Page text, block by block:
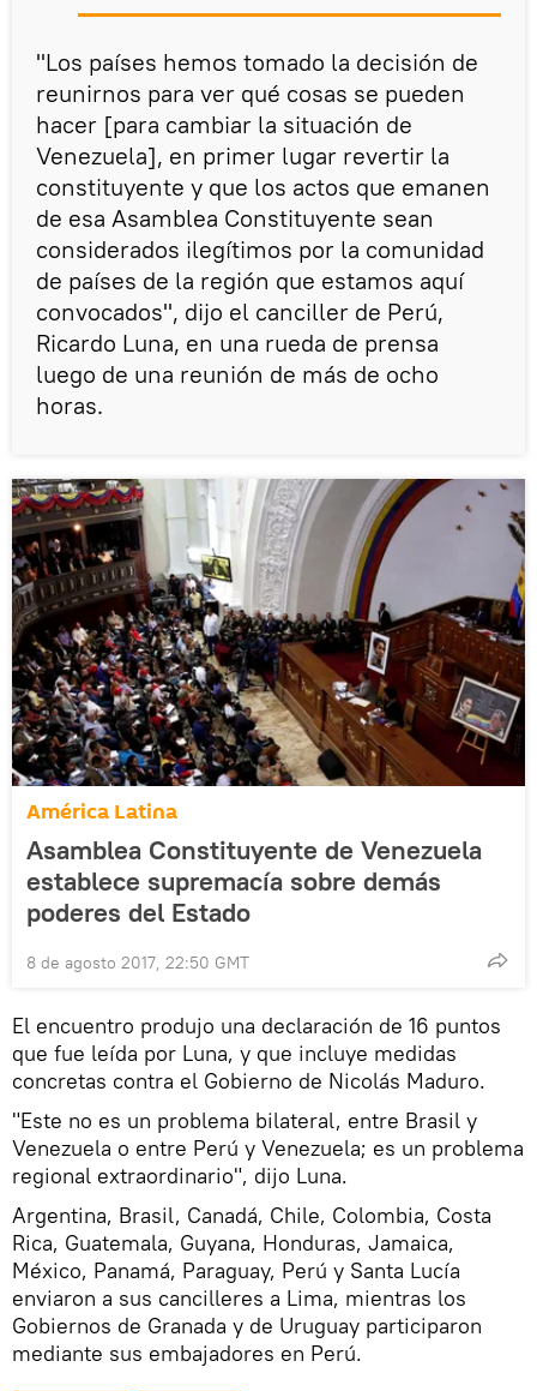
"Los países hemos tomado la decisión de
reunirnos para ver qué cosas se pueden
hacer [para cambiar la situación de
Venezuela], en primer lugar revertir la
constituyente y que los actos que emanen
de esa Asamblea Constituyente sean
considerados ilegítimos por la comunidad
de países de la región que estamos aquí
convocados", dijo el canciller de Perú,
Ricardo Luna, en una rueda de prensa
luego de una reunión de más de ocho
horas.
América Latina
Asamblea Constituyente de Venezuela
establece supremacía sobre demás
poderes del Estado
8 de agosto 2017, 22:50 GMT
El encuentro produjo una declaración de 16 puntos
que fue leída por Luna, y que incluye medidas
concretas contra el Gobierno de Nicolás Maduro.
"Este no es un problema bilateral, entre Brasil y
Venezuela o entre Perú y Venezuela; es un problema
regional extraordinario", dijo Luna.
Argentina, Brasil, Canadá, Chile, Colombia, Costa
Rica, Guatemala, Guyana, Honduras, Jamaica,
México, Panamá, Paraguay, Perú y Santa Lucía
enviaron a sus cancilleres a Lima, mientras los
Gobiernos de Granada y de Uruguay participaron
mediante sus embajadores en Perú.